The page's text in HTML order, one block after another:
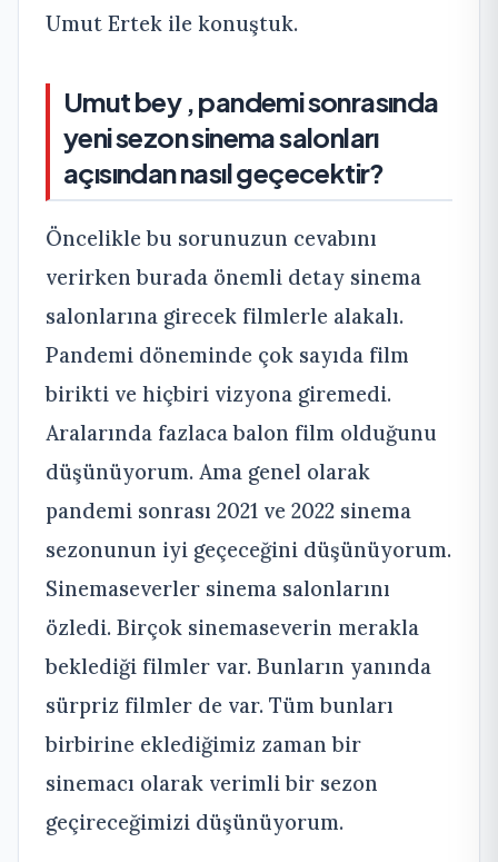
Umut Ertek ile konuştuk.
Umut bey , pandemi sonrasında
yeni sezon sinema salonları
açısından nasıl geçecektir?
Öncelikle bu sorunuzun cevabını
verirken burada önemli detay sinema
salonlarına girecek filmlerle alakalı.
Pandemi döneminde çok sayıda film
birikti ve hiçbiri vizyona giremedi.
Aralarında fazlaca balon film olduğunu
düşünüyorum. Ama genel olarak
pandemi sonrası 2021 ve 2022 sinema
sezonunun iyi geçeceğini düşünüyorum.
Sinemaseverler sinema salonlarını
özledi. Birçok sinemaseverin merakla
beklediği filmler var. Bunların yanında
sürpriz filmler de var. Tüm bunları
birbirine eklediğimiz zaman bir
sinemacı olarak verimli bir sezon
geçireceğimizi düşünüyorum.